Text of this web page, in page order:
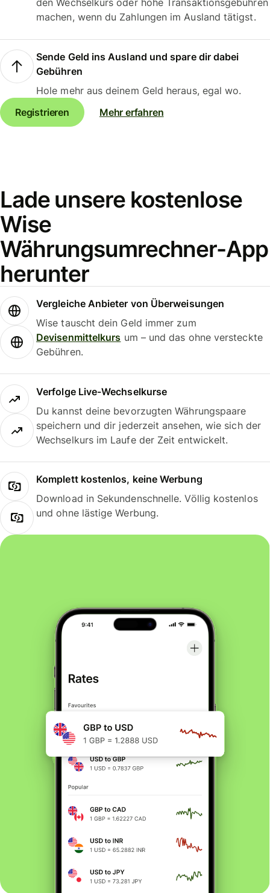
den Wechselkurs oder hohe Transaktionsgebühren
machen, wenn du Zahlungen im Ausland tätigst.
Sende Geld ins Ausland und spare dir dabei
Gebühren
Hole mehr aus deinem Geld heraus, egal wo.
Registrieren
Mehr erfahren
Lade unsere kostenlose
Wise
Währungsumrechner-App
herunter
Vergleiche Anbieter von Überweisungen
Wise tauscht dein Geld immer zum
Devisenmittelkurs um – und das ohne versteckte
Gebühren.
Verfolge Live-Wechselkurse
Du kannst deine bevorzugten Währungspaare
speichern und dir jederzeit ansehen, wie sich der
Wechselkurs im Laufe der Zeit entwickelt.
Komplett kostenlos, keine Werbung
Download in Sekundenschnelle. Völlig kostenlos
und ohne lästige Werbung.